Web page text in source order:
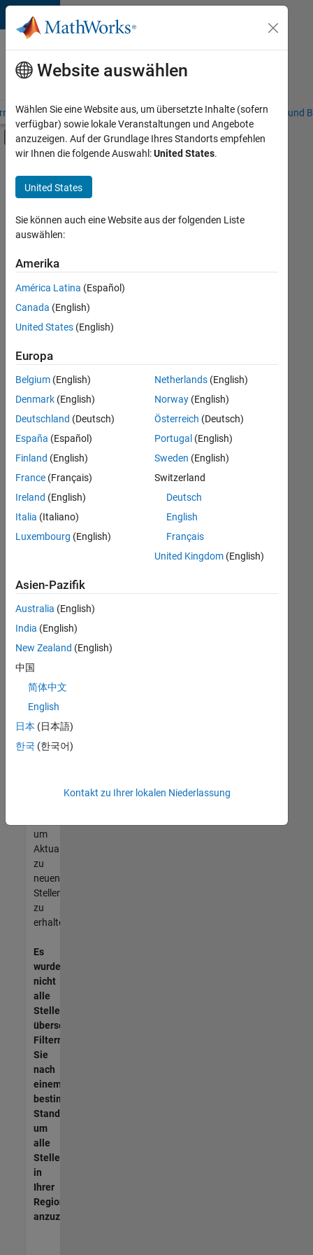
Weiter zum Inhalt
Karriere
bei
MathWorks
– Übersicht Stellensuche Niederlassungen Studierende und
Umschaltung für Off-Canvas-
Hauptinhalt
Praktika
Commercial Sales
Customer Support
Education Sales
Inside Sales
Sales Operations
Marketing Services
Business Model Team
+8
Derzeit
es
keine
offenen
Stellen,
Ihren
Suchkriterien
entsprechen.
können
die
Suchkriterien
weiter
fassen
oder
alle
Stellenangebote
anzeigen .
noch
keine
offenen
Stellen
können,
die
Ihren
entsprechen,
werden
unseres
um
Aktualisierungen
zu
neuen
Stellenangeboten
zu
erhalten.
Es
wurden
nicht
alle
Stellen
übersetzt.
Filtern
Sie
nach
einem
bestimmten
Standort,
um
alle
Stellenangebote
in
Ihrer
Region
anzuzeigen.
Website auswählen
Wählen Sie eine Website aus, um übersetzte Inhalte (sofern
verfügbar) sowie lokale Veranstaltungen und Angebote
anzuzeigen. Auf der Grundlage Ihres Standorts empfehlen
wir Ihnen die folgende Auswahl:United States.
United States
Sie können auch eine Website aus der folgenden Liste
auswählen:
Amerika
América Latina (Español)
Canada (English)
United States (English)
Europa
Belgium (English)
Denmark (English)
Deutschland (Deutsch)
España (Español)
Finland (English)
France (Français)
Ireland (English)
Italia (Italiano)
Luxembourg (English)
Netherlands(English)
Norway(English)
Österreich (Deutsch)
Portugal (English)
Sweden (English)
Switzerland
Deutsch
English
Français
United Kingdom(English)
Asien-Pazifik
Australia (English)
India (English)
New Zealand (English)
中国
简体中文
English
日本 (日本語)
한국 (한국어)
Kontakt zu Ihrer lokalen Niederlassung